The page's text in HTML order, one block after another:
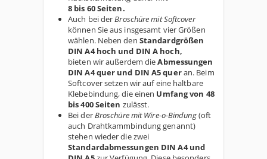
8 bis 60 Seiten.
Auch bei derBroschüre mit Softcover
können Sie aus insgesamt vier Größen
wählen. Neben den Standardgrößen
DIN A4 hoch und DIN A hoch,
bieten wir außerdem dieAbmessungen
DIN A4 quer und DIN A5 queran. Beim
Softcover setzen wir auf eine haltbare
Klebebindung, die einen Umfang von 48
bis 400 Seiten zulässt.
Bei derBroschüre mit Wire-o-Bindung(oft
auch Drahtkammbindung genannt)
stehen wieder die zwei
Standardabmessungen DIN A4 und